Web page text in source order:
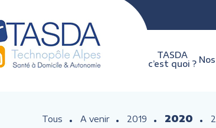
TASDA
c’est quoi ?
Tous A venir 2019 2020